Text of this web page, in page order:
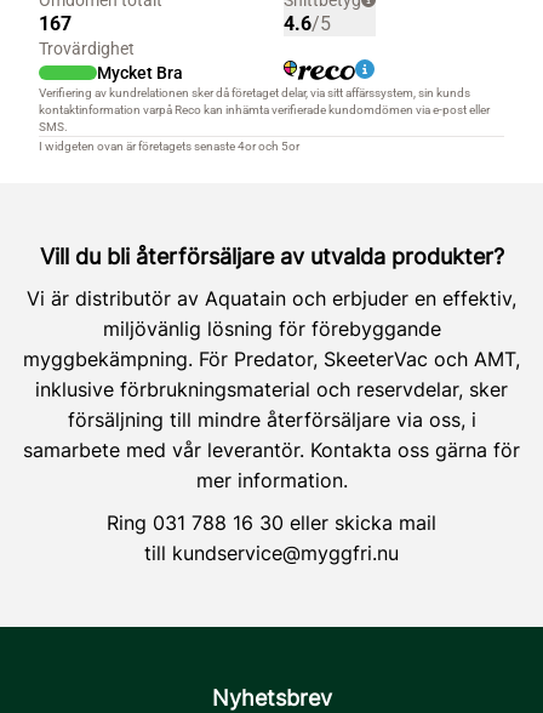
Vill du bli återförsäljare av utvalda produkter?
Vi är distributör av Aquatain och erbjuder en effektiv,
miljövänlig lösning för förebyggande
myggbekämpning. För Predator, SkeeterVac och AMT,
inklusive förbrukningsmaterial och reservdelar, sker
försäljning till mindre återförsäljare via oss, i
samarbete med vår leverantör. Kontakta oss gärna för
mer information.
Ring 031 788 16 30 eller skicka mail
till kundservice@myggfri.nu
Nyhetsbrev